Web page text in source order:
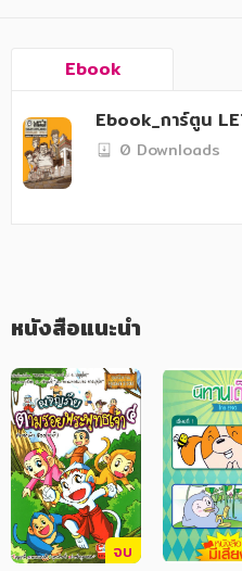
วรรณกรรม
การเกษตร ชีววิทยา
ภาษาศาสตร์
การพัฒนาตนเอง
ความรู้ทั่วไป
การ์ตูนความรู้ การ์ตูน
การ์ตูนมังงะ (Manga)
Ebook
Ebook_การ์ตูน
Pocket Book
0 Downloads
หนังสือแนะนำ
จบ